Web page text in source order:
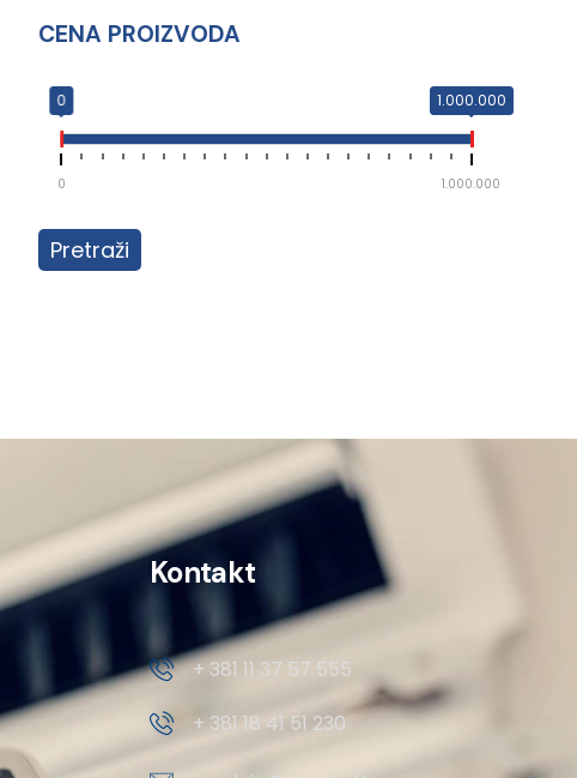
CENA PROIZVODA
0 1.000.000
0 1.000.000
Pretraži
Kontakt
+ 381 11 37 57 555
+ 381 18 41 51 230